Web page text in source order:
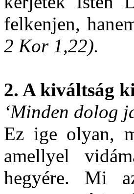
felkenjen,
2 Kor 1,22).
2. A kiváltság
‘Minden dolog
Ez ige olyan,
amellyel
hegyére. Mi